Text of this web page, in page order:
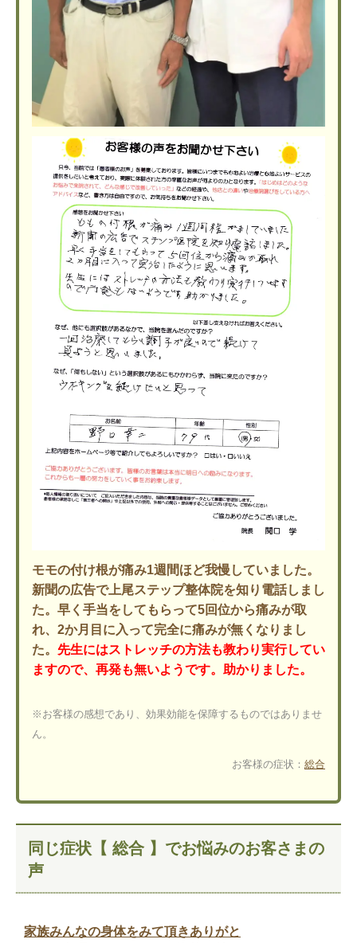
モモの付け根が痛み1週間ほど我慢していました。
新聞の広告で上尾ステップ整体院を知り電話しまし
た。早く手当をしてもらって5回位から痛みが取
れ、2か月目に入って完全に痛みが無くなりまし
た。 先生にはストレッチの方法も教わり実行してい
ますので、再発も無いようです。助かりました。
※お客様の感想であり、効果効能を保障するものではありませ
ん。
お客様の症状： 総合
同じ症状【 総合 】でお悩みのお客さまの
声
家族みんなの身体をみて頂きありがと